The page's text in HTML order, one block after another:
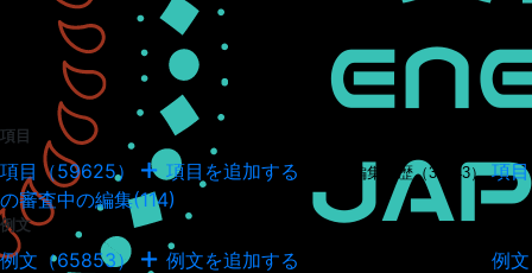
項目
項目（59625） 項目を追加する 項目の編集履歴（34943） 項目
の審査中の編集(114)
例文
例文（65853） 例文を追加する
例文